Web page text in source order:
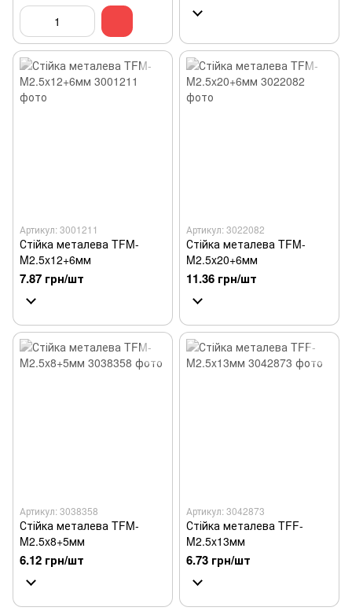
Артикул: 3001211
Стійка металева TFM-
M2.5x12+6мм
7.87 грн/шт
Артикул: 3022082
Стійка металева TFM-
M2.5x20+6мм
11.36 грн/шт
Артикул: 3038358
Стійка металева TFM-
M2.5x8+5мм
6.12 грн/шт
Артикул: 3042873
Стійка металева TFF-
M2.5x13мм
6.73 грн/шт